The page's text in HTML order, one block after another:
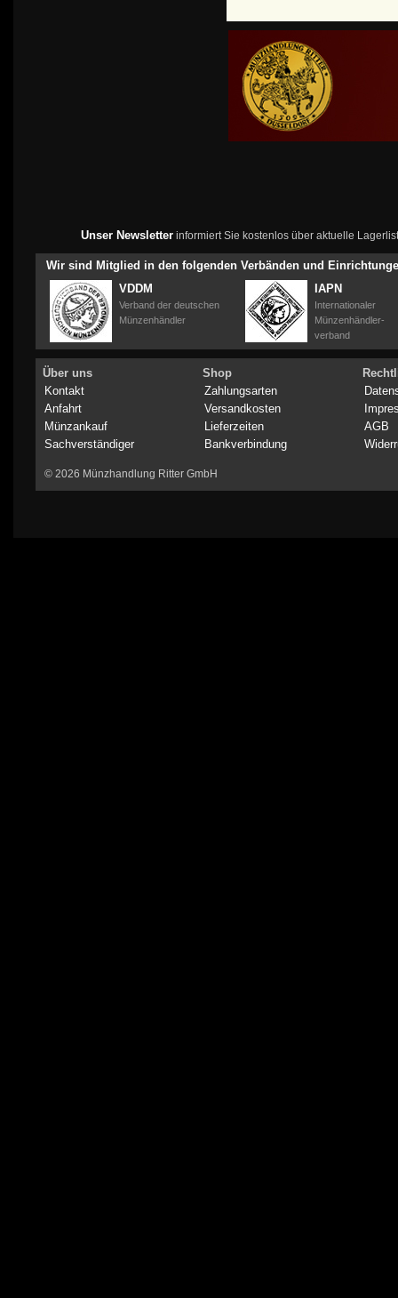
Unser Newsletterinformiert Sie kostenlos über aktuelle
Wir sind Mitglied in den folgenden Verbänden und
VDDM
Verband der deutschen
Münzenhändler
IAPN
Internationaler
Münzenhändler-
verband
Über uns
Kontakt
Anfahrt
Münzankauf
Sachverständiger
Shop
Zahlungsarten
Versandkosten
Lieferzeiten
Bankverbindung
AGB
© 2026 Münzhandlung Ritter GmbH